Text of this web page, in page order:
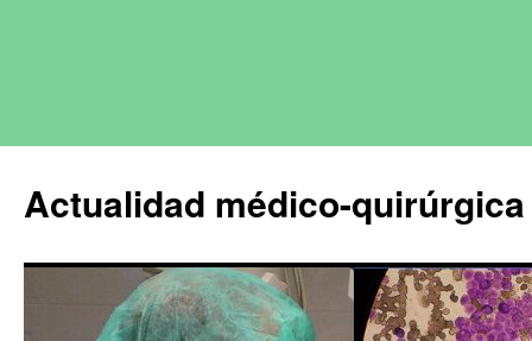
Actualidad médico-